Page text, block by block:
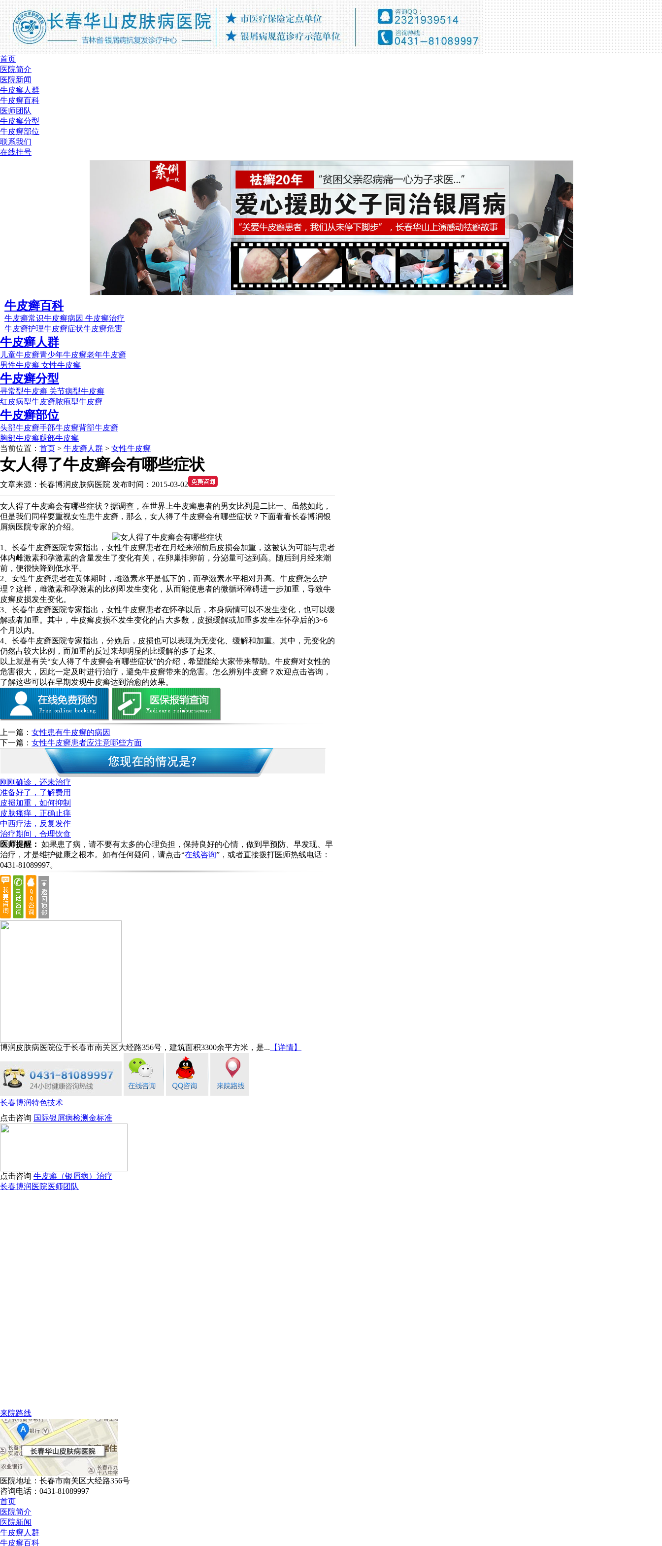
首页
医院简介
医院新闻
牛皮癣人群
牛皮癣百科
医师团队
牛皮癣分型
牛皮癣部位
联系我们
在线挂号
牛皮癣百科
牛皮癣常识牛皮癣病因 牛皮癣治疗
牛皮癣护理牛皮癣症状牛皮癣危害
牛皮癣人群
儿童牛皮癣青少年牛皮癣老年牛皮癣
男性牛皮癣 女性牛皮癣
牛皮癣分型
寻常型牛皮癣 关节病型牛皮癣
红皮病型牛皮癣脓疱型牛皮癣
牛皮癣部位
头部牛皮癣手部牛皮癣背部牛皮癣
胸部牛皮癣腿部牛皮癣
当前位置： 首页 > 牛皮癣人群 > 女性牛皮癣
女人得了牛皮癣会有哪些症状
文章来源： 长春博润皮肤病医院 发布时间： 2015-03-02
女人得了牛皮癣会有哪些症状？据调查，在世界上牛皮癣患者的男女比列是二比一。虽然如此，
但是我们同样要重视女性患牛皮癣，那么，女人得了牛皮癣会有哪些症状？下面看看长春博润银
屑病医院专家的介绍。
1、长春牛皮癣医院专家指出，女性牛皮癣患者在月经来潮前后皮损会加重，这被认为可能与患者
体内雌激素和孕激素的含量发生了变化有关，在卵巢排卵前，分泌量可达到高。随后到月经来潮
前，便很快降到低水平。
2、女性牛皮癣患者在黄体期时，雌激素水平是低下的，而孕激素水平相对升高。牛皮癣怎么护
理？这样，雌激素和孕激素的比例即发生变化，从而能使患者的微循环障碍进一步加重，导致牛
皮癣皮损发生变化。
3、长春牛皮癣医院专家指出，女性牛皮癣患者在怀孕以后，本身病情可以不发生变化，也可以缓
解或者加重。其中，牛皮癣皮损不发生变化的占大多数，皮损缓解或加重多发生在怀孕后的3~6
个月以内。
4、长春牛皮癣医院专家指出，分娩后，皮损也可以表现为无变化、缓解和加重。其中，无变化的
仍然占较大比例，而加重的反过来却明显的比缓解的多了起来。
以上就是有关“女人得了牛皮癣会有哪些症状”的介绍，希望能给大家带来帮助。牛皮癣对女性的
危害很大，因此一定及时进行治疗，避免牛皮癣带来的危害。怎么辨别牛皮癣？欢迎点击咨询，
了解这些可以在早期发现牛皮癣达到治愈的效果。
上一篇： 女性患有牛皮癣的病因
下一篇： 女性牛皮癣患者应注意哪些方面
刚刚确诊，还未治疗
准备好了，了解费用
皮损加重，如何抑制
皮肤瘙痒，正确止痒
中西疗法，反复发作
治疗期间，合理饮食
医师提醒： 如果患了病，请不要有太多的心理负担，保持良好的心情，做到早预防、早发现、早
治疗，才是维护健康之根本。如有任何疑问，请点击“在线咨询”，或者直接拨打医师热线电话：
0431-81089997。
博润皮肤病医院位于长春市南关区大经路356号，建筑面积3300余平方米，是... 【详情】
长春博润特色技术
点击咨询 国际银屑病检测金标准
点击咨询 牛皮癣（银屑病）治疗
长春博润医院医师团队
来院路线
医院地址：长春市南关区大经路356号
咨询电话：0431-81089997
首页
医院简介
医院新闻
牛皮癣人群
牛皮癣百科